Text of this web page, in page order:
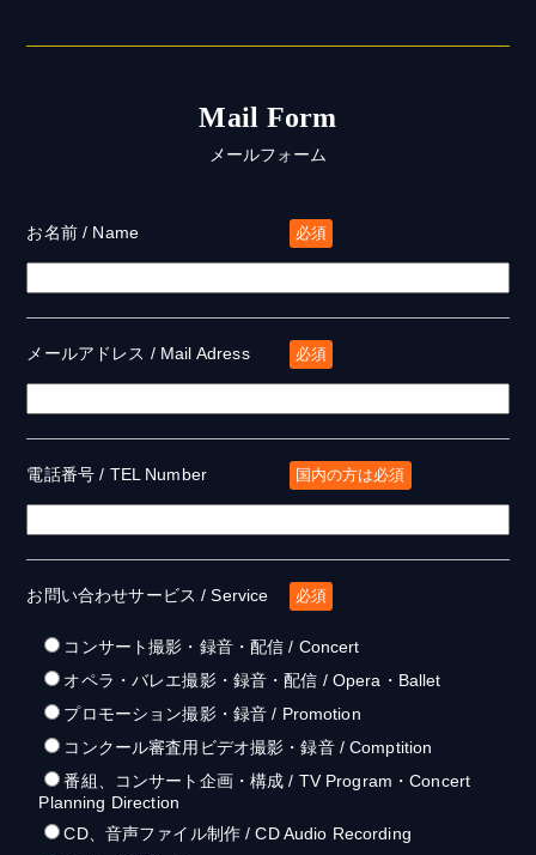
Mail Form
メールフォーム
お名前 / Name 必須
メールアドレス / Mail Adress 必須
電話番号 / TEL Number 国内の方は必須
お問い合わせサービス / Service 必須
コンサート撮影・録音・配信 / Concert
オペラ・バレエ撮影・録音・配信 / Opera・Ballet
プロモーション撮影・録音 / Promotion
コンクール審査用ビデオ撮影・録音 / Comptition
番組、コンサート企画・構成 / TV Program・Concert
Planning Direction
CD、音声ファイル制作 / CD Audio Recording